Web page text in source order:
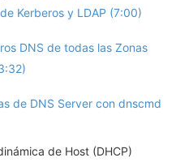
Kerberos y LDAP (7:00)
DNS de todas las Zonas
de DNS Server con dnscmd
de Host (DHCP)